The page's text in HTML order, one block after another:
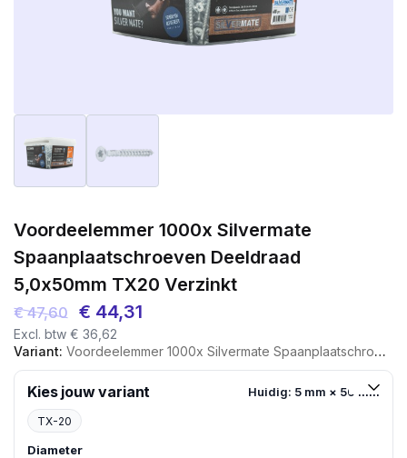
Voordeelemmer 1000x Silvermate
Spaanplaatschroeven Deeldraad
5,0x50mm TX20 Verzinkt
€47,60 Oorspronkelijke
prijs
was:
€ 47,60.
€ 44,31
is:
€ 44,31.
Excl. btw € 36,62
Variant: Voordeelemmer 1000x Silvermate Spaanplaatschroeven Deeldraad 5,0x50mm TX20 Verzinkt
Kies jouw variant Huidig: 5 mm × 50 mm
TX-20
Diameter